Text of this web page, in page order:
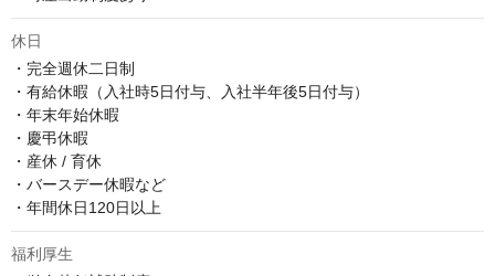
休日
・完全週休二日制
・有給休暇（入社時5日付与、入社半年後5日付与）
・年末年始休暇
・慶弔休暇
・産休 / 育休
・バースデー休暇など
・年間休日120日以上
福利厚生